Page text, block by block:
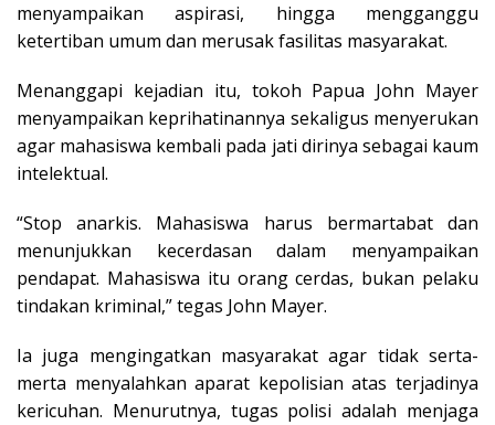
menyampaikan aspirasi, hingga mengganggu
ketertiban umum dan merusak fasilitas masyarakat.
Menanggapi kejadian itu, tokoh Papua John Mayer
menyampaikan keprihatinannya sekaligus menyerukan
agar mahasiswa kembali pada jati dirinya sebagai kaum
intelektual.
“Stop anarkis. Mahasiswa harus bermartabat dan
menunjukkan kecerdasan dalam menyampaikan
pendapat. Mahasiswa itu orang cerdas, bukan pelaku
tindakan kriminal,” tegas John Mayer.
Ia juga mengingatkan masyarakat agar tidak serta-
merta menyalahkan aparat kepolisian atas terjadinya
kericuhan. Menurutnya, tugas polisi adalah menjaga